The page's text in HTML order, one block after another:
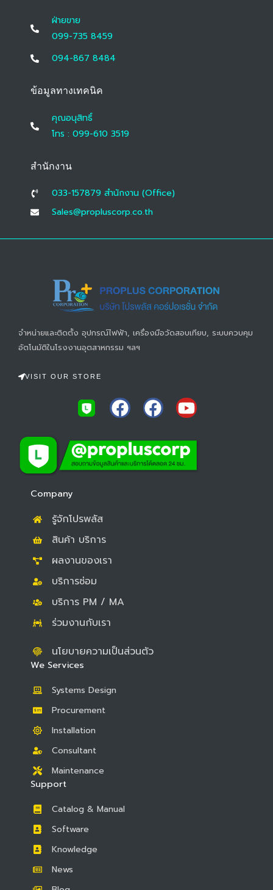
ฝ่ายขาย
099-735 8459
094-867 8484
ข้อมูลทางเทคนิค
คุณอนุสิทธิ์
โทร : 099-610 3519
สำนักงาน
033-157879 สํานักงาน (Office)
Sales@propluscorp.co.th
จำหน่ายและติดตั้ง อุปกรณ์ไฟฟ้า, เครื่องมือวัดสอบเทียบ, ระบบควบคุม
อัตโนมัติในโรงงานอุตสาหกรรม ฯลฯ
VISIT OUR STORE
F
a
c
e
b
F
a
c
e
b
Y
o
u
t
u
Company
รู้จักโปรพลัส
สินค้า บริการ
ผลงานของเรา
บริการซ่อม
บริการ PM / MA
ร่วมงานกับเรา
นโยบายความเป็นส่วนตัว
We Services
Systems Design
Procurement
Installation
Consultant
Maintenance
Support
Catalog & Manual
Software
Knowledge
News